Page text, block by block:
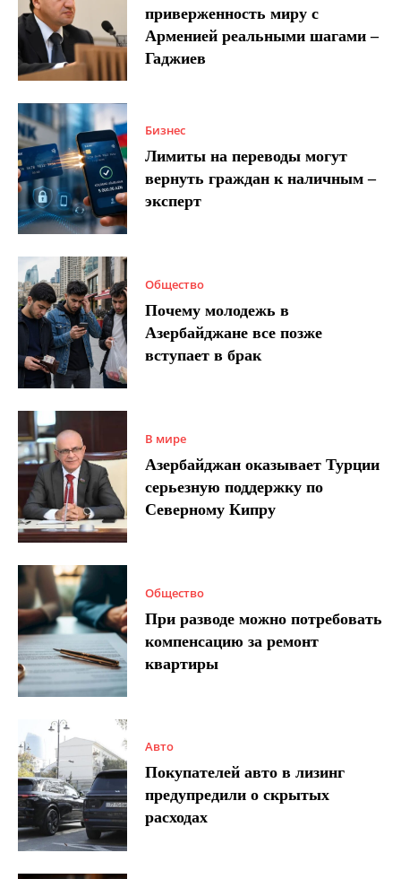
приверженность миру с
Арменией реальными шагами –
Гаджиев
Бизнес
Лимиты на переводы могут
вернуть граждан к наличным –
эксперт
Общество
Почему молодежь в
Азербайджане все позже
вступает в брак
В мире
Азербайджан оказывает Турции
серьезную поддержку по
Северному Кипру
Общество
При разводе можно потребовать
компенсацию за ремонт
квартиры
Авто
Покупателей авто в лизинг
предупредили о скрытых
расходах